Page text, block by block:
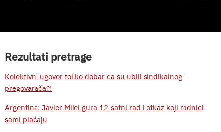
Rezultati pretrage
Kolektivni ugovor toliko dobar da su ubili sindikalnog
pregovarača?!
Argentina: Javier Milei gura 12-satni rad i otkaz koji radnici
sami plaćaju